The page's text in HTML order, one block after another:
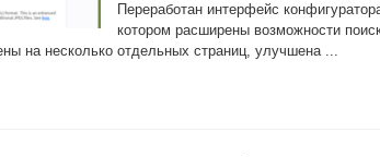
Переработан интерфейс
котором расширены возможности
на несколько отдельных страниц, улучшена ...